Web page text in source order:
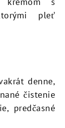
pleť
denne,
čistenie
predčasné